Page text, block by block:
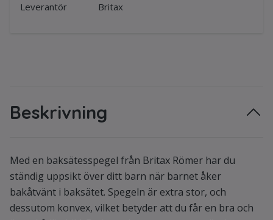
Leverantör Britax
Beskrivning
Med en baksätesspegel från Britax Römer har du
ständig uppsikt över ditt barn när barnet åker
bakåtvänt i baksätet. Spegeln är extra stor, och
dessutom konvex, vilket betyder att du får en bra och